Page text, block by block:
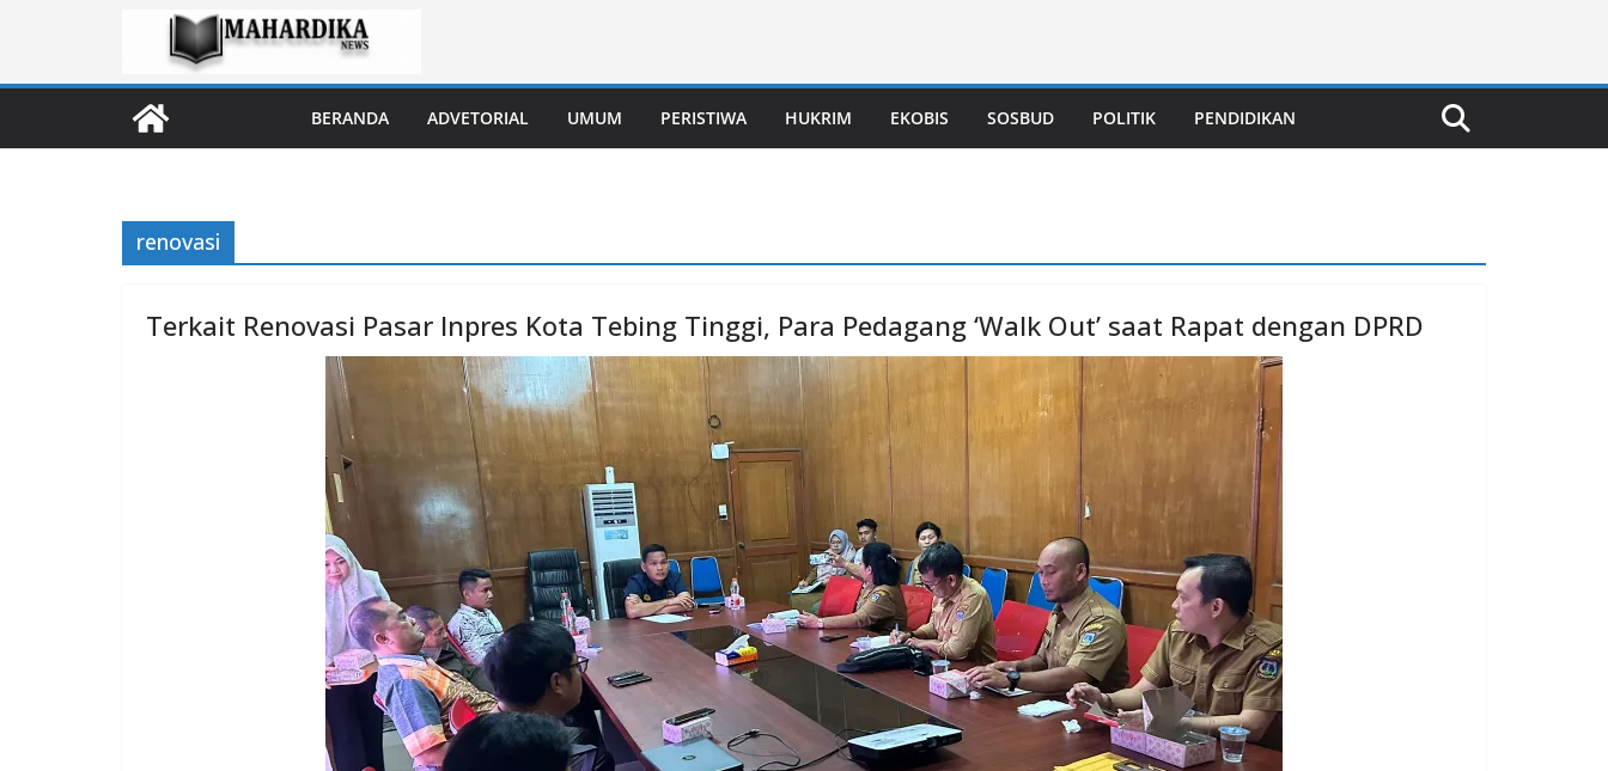
content
BERANDA ADVETORIAL UMUM PERISTIWA HUKRIM EKOBIS SOSBUD POLITIK PENDIDIKAN
renovasi
Terkait Renovasi Pasar Inpres Kota Tebing Tinggi, Para Pedagang ‘Walk Out’ saat Rapat dengan DPRD